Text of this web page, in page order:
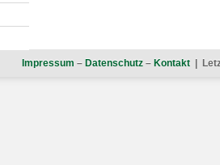
Impressum – Datenschutz – Kontakt |